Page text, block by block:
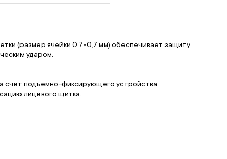
(размер ячейки 0,7×0,7 мм) обеспечивает защиту
ударом.
счет подъемно-фиксирующего устройства,
лицевого щитка.